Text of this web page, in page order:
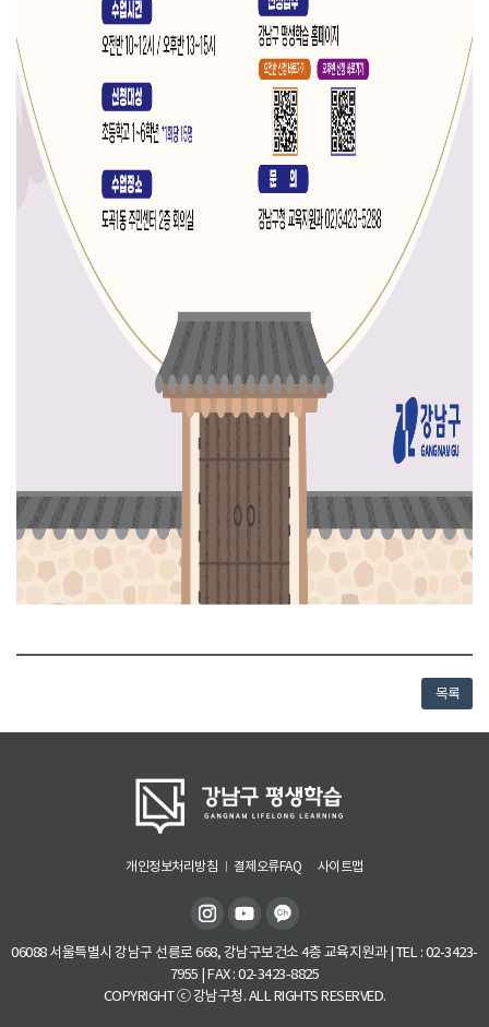
목록
개인정보처리방침 결제오류FAQ 사이트맵
06088 서울특별시 강남구 선릉로 668, 강남구보건소 4층 교육지원과 | TEL : 02-3423-
7955 | FAX : 02-3423-8825
COPYRIGHT ⓒ 강남구청. ALL RIGHTS RESERVED.